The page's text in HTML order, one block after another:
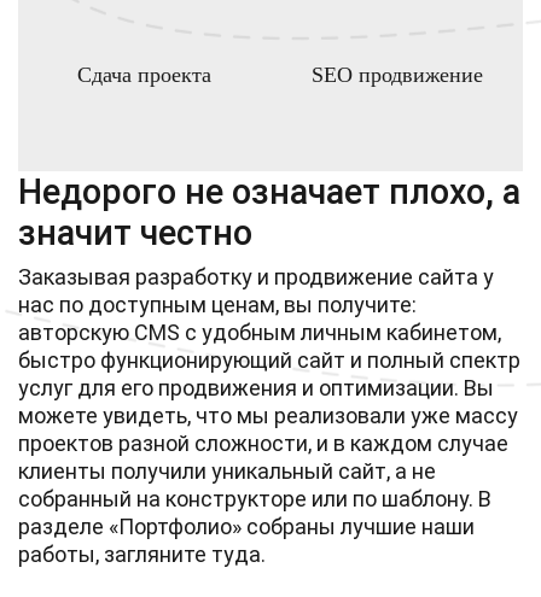
Сдача проекта SEO продвижение
Недорого не означает плохо, а
значит честно
Заказывая разработку и продвижение сайта у
нас по доступным ценам, вы получите:
авторскую CMS с удобным личным кабинетом,
быстро функционирующий сайт и полный спектр
услуг для его продвижения и оптимизации. Вы
можете увидеть, что мы реализовали уже массу
проектов разной сложности, и в каждом случае
клиенты получили уникальный сайт, а не
собранный на конструкторе или по шаблону. В
разделе «Портфолио» собраны лучшие наши
работы, загляните туда.